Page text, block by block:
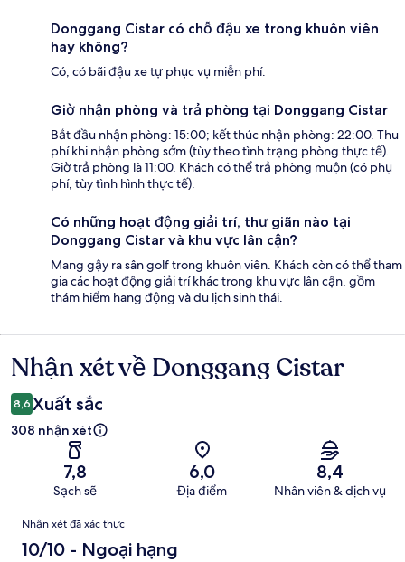
Donggang Cistar có chỗ đậu xe trong khuôn viên
hay không?
Có, có bãi đậu xe tự phục vụ miễn phí.
Giờ nhận phòng và trả phòng tại Donggang Cistar
Bắt đầu nhận phòng: 15:00; kết thúc nhận phòng: 22:00. Thu
phí khi nhận phòng sớm (tùy theo tình trạng phòng thực tế).
Giờ trả phòng là 11:00. Khách có thể trả phòng muộn (có phụ
phí, tùy tình hình thực tế).
Có những hoạt động giải trí, thư giãn nào tại
Donggang Cistar và khu vực lân cận?
Mang gậy ra sân golf trong khuôn viên. Khách còn có thể tham
gia các hoạt động giải trí khác trong khu vực lân cận, gồm
thám hiểm hang động và du lịch sinh thái.
Nhận
xét
Nhận xét về Donggang Cistar
8,6 Xuất sắc
308 nhận xét
7,8
Sạch sẽ
6,0
Địa điểm
8,4
Nhân viên & dịch vụ
Nhận
xét
Nhận xét đã xác thực
10/10 - Ngoại hạng